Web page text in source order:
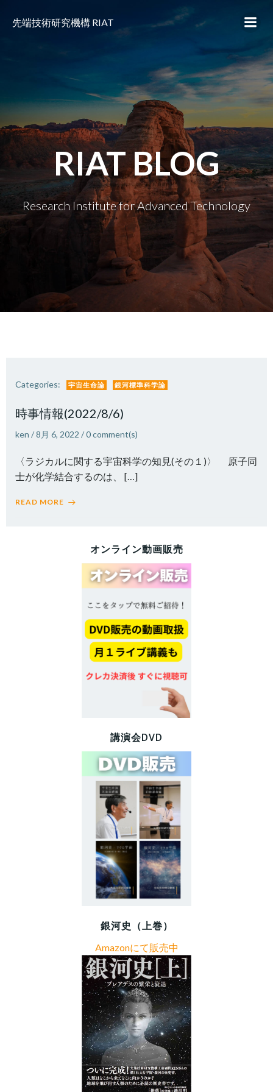
ス
キ
ッ
プ
先端技術研究機構 RIAT
RIAT BLOG
Research Institute for Advanced Technology
Categories: 宇宙生命論 銀河標準科学論
時事情報(2022/8/6)
ken /8月 6, 2022 /0comment(s)
〈ラジカルに関する宇宙科学の知見(その１)〉 原子同
士が化学結合するのは、 […]
READ MORE
オンライン動画販売
講演会DVD
銀河史（上巻）
Amazonにて販売中